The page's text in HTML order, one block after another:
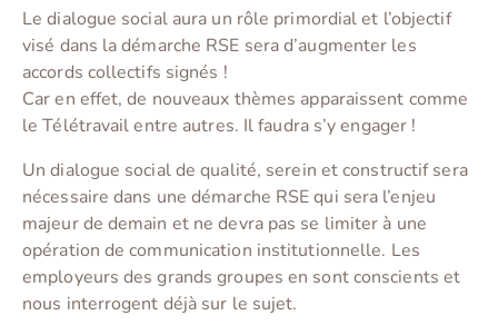
Le dialogue social aura un rôle primordial et l’objectif
visé dans la démarche RSE sera d’augmenter les
accords collectifs signés !
Car en effet, de nouveaux thèmes apparaissent comme
le Télétravail entre autres. Il faudra s’y engager !
Un dialogue social de qualité, serein et constructif sera
nécessaire dans une démarche RSE qui sera l’enjeu
majeur de demain et ne devra pas se limiter à une
opération de communication institutionnelle. Les
employeurs des grands groupes en sont conscients et
nous interrogent déjà sur le sujet.